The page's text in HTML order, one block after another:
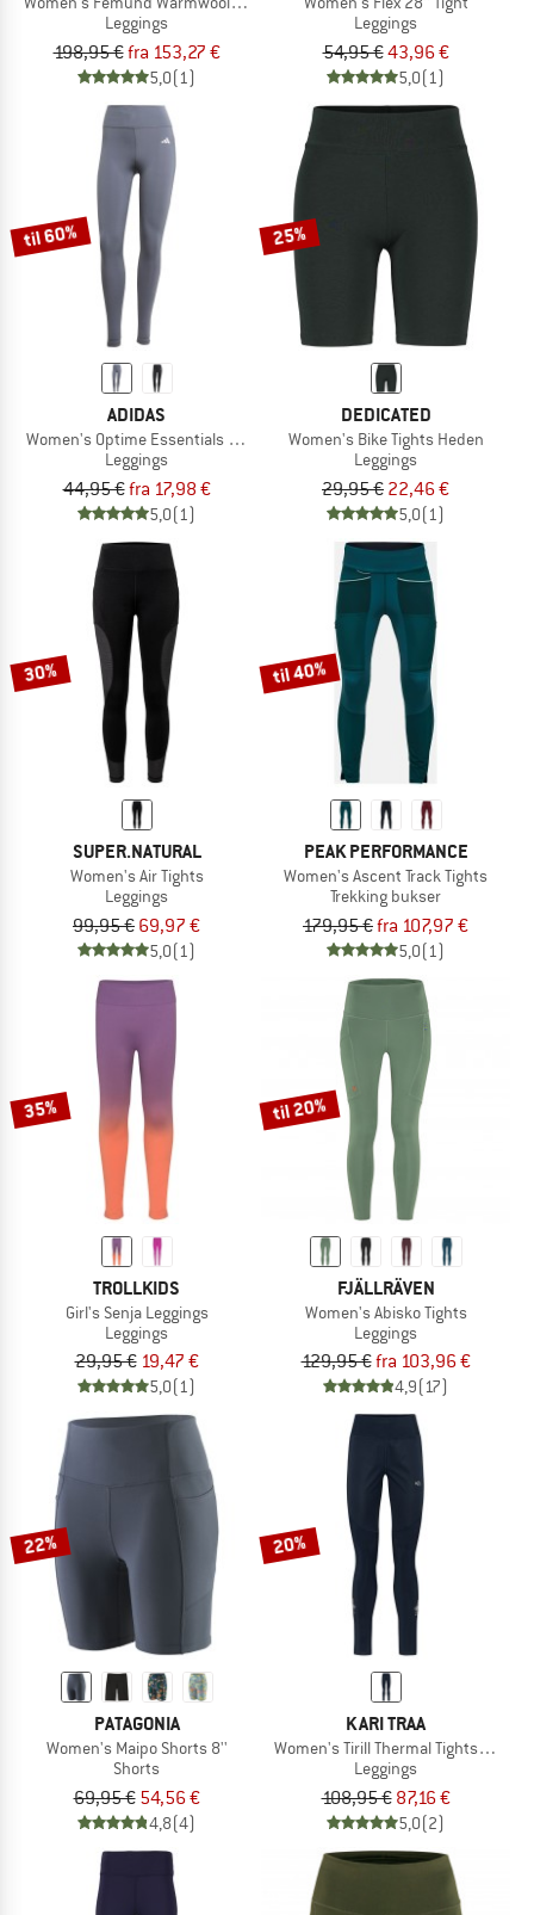
Leggings
198,95 €fra 153,27 €
5,0(1)
Leggings
54,95 €43,96 €
5,0(1)
til 60%
ADIDAS
Women's Optime Essentials Stash Pocket Full Length
Leggings
44,95 €fra 17,98 €
5,0(1)
25%
DEDICATED
Women's Bike Tights Heden
Leggings
29,95 € 22,46 €
5,0(1)
30%
SUPER.NATURAL
Women's Air Tights
Leggings
99,95 € 69,97 €
5,0(1)
til 40%
PEAK PERFORMANCE
Women's Ascent Track Tights
Trekking bukser
179,95 €fra 107,97 €
5,0(1)
35%
TROLLKIDS
Girl's Senja Leggings
Leggings
29,95 € 19,47 €
5,0(1)
til 20%
FJÄLLRÄVEN
Women's Abisko Tights
Leggings
129,95 €fra 103,96 €
4,9(17)
22%
PATAGONIA
Women's Maipo Shorts 8''
Shorts
69,95 € 54,56 €
4,8(4)
20%
KARI TRAA
Women's Tirill Thermal Tights 2.0
Leggings
108,95 € 87,16 €
5,0(2)